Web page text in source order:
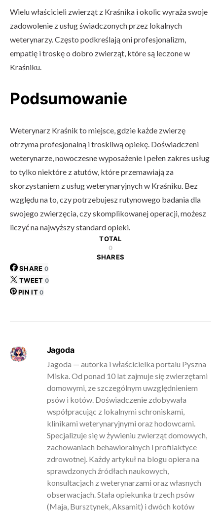
Wielu właścicieli zwierząt z Kraśnika i okolic wyraża swoje
zadowolenie z usług świadczonych przez lokalnych
weterynarzy. Często podkreślają oni profesjonalizm,
empatię i troskę o dobro zwierząt, które są leczone w
Kraśniku.
Podsumowanie
Weterynarz Kraśnik to miejsce, gdzie każde zwierzę
otrzyma profesjonalną i troskliwą opiekę. Doświadczeni
weterynarze, nowoczesne wyposażenie i pełen zakres usług
to tylko niektóre z atutów, które przemawiają za
skorzystaniem z usług weterynaryjnych w Kraśniku. Bez
względu na to, czy potrzebujesz rutynowego badania dla
swojego zwierzęcia, czy skomplikowanej operacji, możesz
liczyć na najwyższy standard opieki.
TOTAL
0
SHARES
SHARE 0
TWEET 0
PIN IT 0
Jagoda
Jagoda — autorka i właścicielka portalu Pyszna
Miska. Od ponad 10 lat zajmuje się zwierzętami
domowymi, ze szczególnym uwzględnieniem
psów i kotów. Doświadczenie zdobywała
współpracując z lokalnymi schroniskami,
klinikami weterynaryjnymi oraz hodowcami.
Specjalizuje się w żywieniu zwierząt domowych,
zachowaniach behawioralnych i profilaktyce
zdrowotnej. Każdy artykuł na blogu opiera na
sprawdzonych źródłach naukowych,
konsultacjach z weterynarzami oraz własnych
obserwacjach. Stała opiekunka trzech psów
(Maja, Bursztynek, Aksamit) i dwóch kotów